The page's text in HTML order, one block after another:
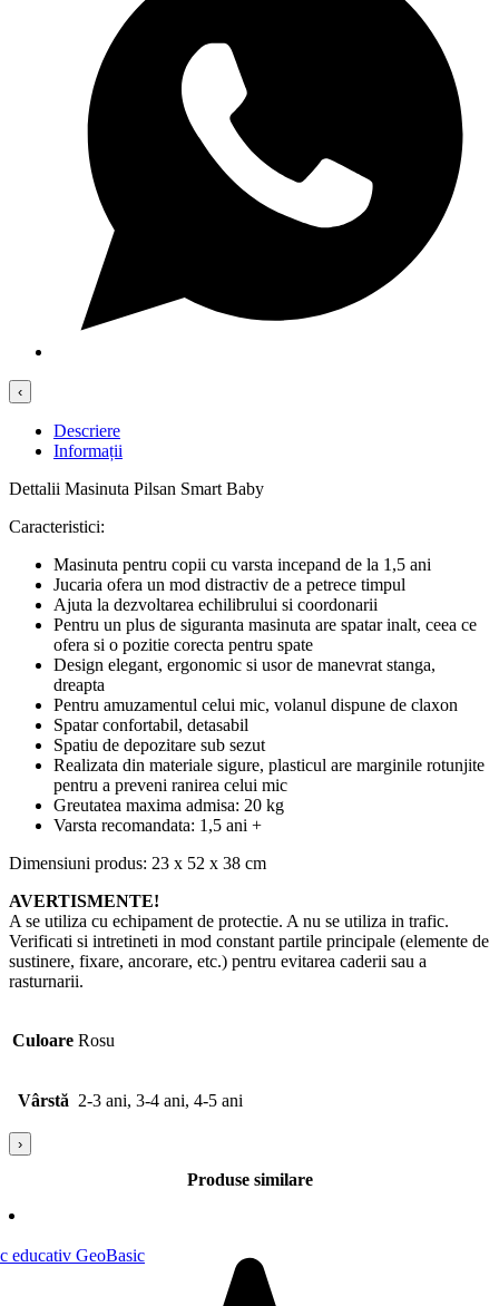
‹
Descriere
Informații
Dettalii Masinuta Pilsan Smart Baby
Caracteristici:
Masinuta pentru copii cu varsta incepand de la 1,5 ani
Jucaria ofera un mod distractiv de a petrece timpul
Ajuta la dezvoltarea echilibrului si coordonarii
Pentru un plus de siguranta masinuta are spatar inalt, ceea ce
ofera si o pozitie corecta pentru spate
Design elegant, ergonomic si usor de manevrat stanga,
dreapta
Pentru amuzamentul celui mic, volanul dispune de claxon
Spatar confortabil, detasabil
Spatiu de depozitare sub sezut
Realizata din materiale sigure, plasticul are marginile rotunjite
pentru a preveni ranirea celui mic
Greutatea maxima admisa: 20 kg
Varsta recomandata: 1,5 ani +
Dimensiuni produs: 23 x 52 x 38 cm
AVERTISMENTE!
A se utiliza cu echipament de protectie. A nu se utiliza in trafic.
Verificati si intretineti in mod constant partile principale (elemente de
sustinere, fixare, ancorare, etc.) pentru evitarea caderii sau a
rasturnarii.
Culoare Rosu
Vârstă 2-3 ani, 3-4 ani, 4-5 ani
›
Produse similare